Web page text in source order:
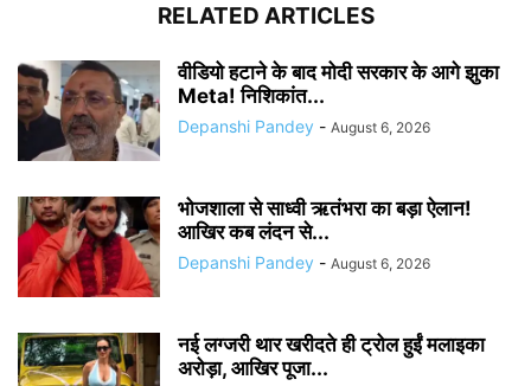
RELATED ARTICLES
वीडियो हटाने के बाद मोदी सरकार के आगे झुका
Meta! निशिकांत...
Depanshi Pandey - August 6, 2026
भोजशाला से साध्वी ऋतंभरा का बड़ा ऐलान!
आखिर कब लंदन से...
Depanshi Pandey - August 6, 2026
नई लग्जरी थार खरीदते ही ट्रोल हुईं मलाइका
अरोड़ा, आखिर पूजा...